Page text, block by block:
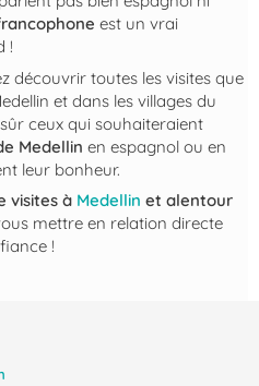
est un vrai
!
découvrir toutes les visites que
et dans les villages du
ceux qui souhaiteraient
Medellin en espagnol ou en
leur bonheur.
visites à Medellin et alentour
mettre en relation directe
!